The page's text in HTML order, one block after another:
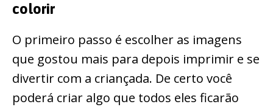
colorir
O primeiro passo é escolher as imagens
que gostou mais para depois imprimir e se
divertir com a criançada. De certo você
poderá criar algo que todos eles ficarão